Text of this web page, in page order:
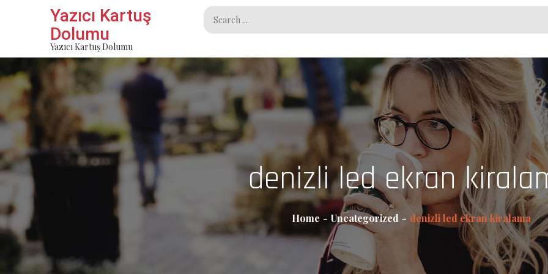
Yazıcı Kartuş
Dolumu
Yazıcı Kartuş Dolumu
Search
for:
denizli led ekran
Home Uncategorized denizli led ekran kiralama